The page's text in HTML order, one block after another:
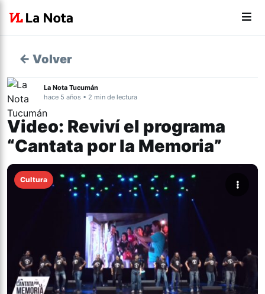
← Volver
La Nota Tucumán
hace 5 años • 2 min de lectura
Video: Reviví el programa
“Cantata por la Memoria”
Cultura